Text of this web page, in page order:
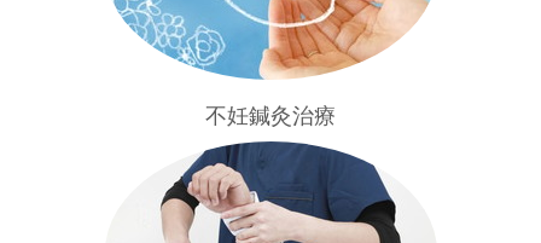
不妊鍼灸治療